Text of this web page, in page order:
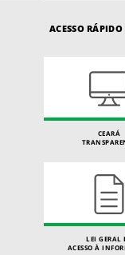
ACESSO RÁPIDO
CEARÁ
LEI GERAL
ACESSO À